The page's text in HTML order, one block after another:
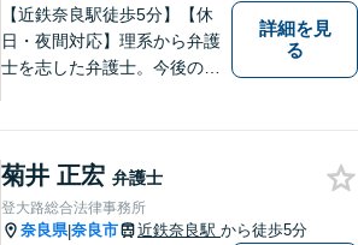
さい。
【近鉄奈良駅徒歩5分】【休
日・夜間対応】理系から弁護
士を志した弁護士。今後の生
無料相談をご利用ください。
【Zoom相談可】
詳細を見
る
菊井 正宏 弁護士
登大路総合法律事務所
奈良県|奈良市 近鉄奈良駅 から徒歩5分